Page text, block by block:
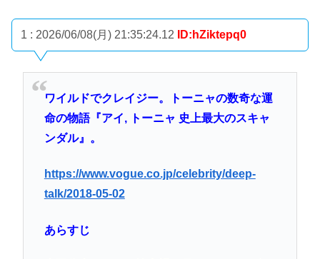
1 : 2026/06/08(月) 21:35:24.12 ID:hZiktepq0
ワイルドでクレイジー。トーニャの数奇な運
命の物語『アイ, トーニャ 史上最大のスキャ
ンダル』。
https://www.vogue.co.jp/celebrity/deep-
talk/2018-05-02
あらすじ